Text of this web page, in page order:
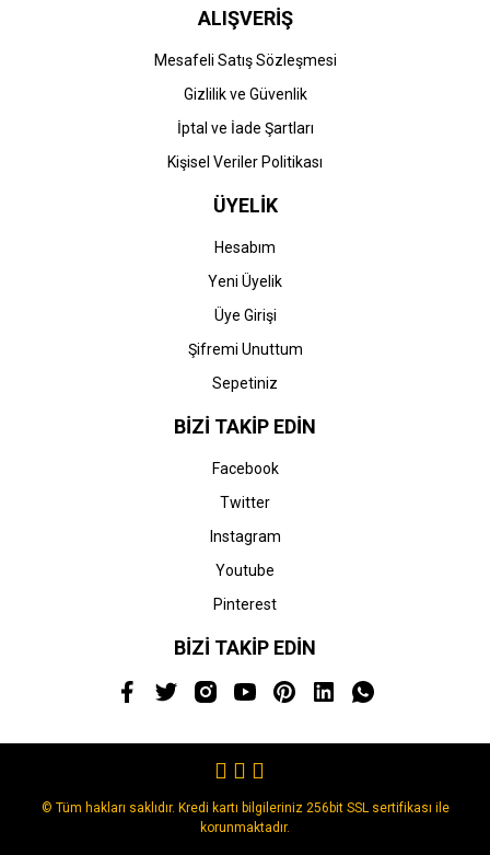
ALIŞVERİŞ
Mesafeli Satış Sözleşmesi
Gizlilik ve Güvenlik
İptal ve İade Şartları
Kişisel Veriler Politikası
ÜYELİK
Hesabım
Yeni Üyelik
Üye Girişi
Şifremi Unuttum
Sepetiniz
BİZİ TAKİP EDİN
Facebook
Twitter
Instagram
Youtube
Pinterest
BİZİ TAKİP EDİN
© Tüm hakları saklıdır. Kredi kartı bilgileriniz 256bit SSL sertifikası ile
korunmaktadır.